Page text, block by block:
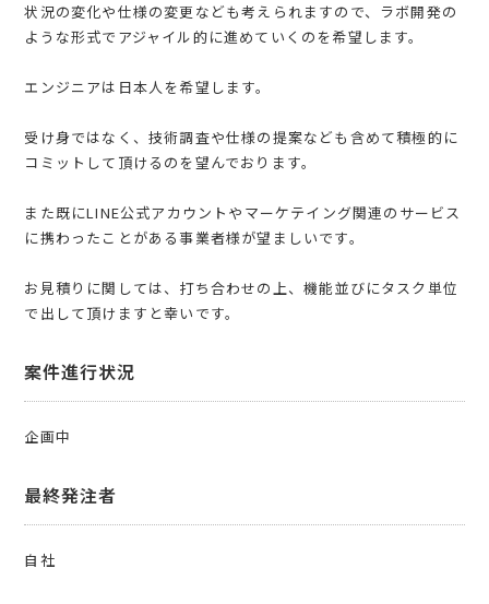
状況の変化や仕様の変更なども考えられますので、ラボ開発の
ような形式でアジャイル的に進めていくのを希望します。
エンジニアは日本人を希望します。
受け身ではなく、技術調査や仕様の提案なども含めて積極的に
コミットして頂けるのを望んでおります。
また既にLINE公式アカウントやマーケテイング関連のサービス
に携わったことがある事業者様が望ましいです。
お見積りに関しては、打ち合わせの上、機能並びにタスク単位
で出して頂けますと幸いです。
案件進行状況
企画中
最終発注者
自社